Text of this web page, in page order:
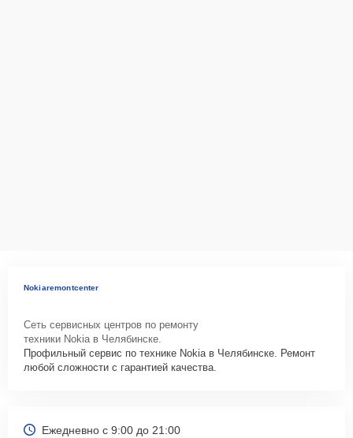
Nokiaremontcenter
Сеть сервисных центров по ремонту
техники Nokia в Челябинске.
Профильный сервис по технике Nokia в Челябинске. Ремонт
любой сложности с гарантией качества.
Ежедневно с 9:00 до 21:00